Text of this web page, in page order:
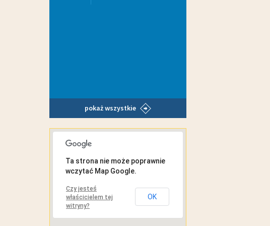
pokaż wszystkie
MAPA INTERAKTYWNA
Ta strona nie może poprawnie
wczytać Map Google.
Czy jesteś
właścicielem tej
witryny?
OK